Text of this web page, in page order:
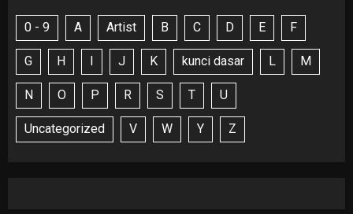
0 - 9 A Artist B C D E F
G H J K kunci dasar L M
N O P R S T U
Uncategorized V W Y Z